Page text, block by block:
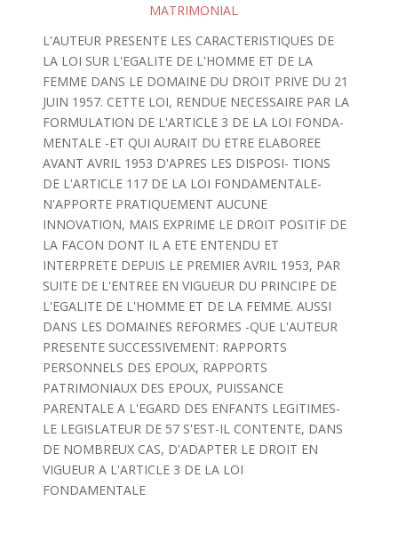
MATRIMONIAL
L'AUTEUR PRESENTE LES CARACTERISTIQUES DE
LA LOI SUR L'EGALITE DE L'HOMME ET DE LA
FEMME DANS LE DOMAINE DU DROIT PRIVE DU 21
JUIN 1957. CETTE LOI, RENDUE NECESSAIRE PAR LA
FORMULATION DE L'ARTICLE 3 DE LA LOI FONDA-
MENTALE -ET QUI AURAIT DU ETRE ELABOREE
AVANT AVRIL 1953 D'APRES LES DISPOSI- TIONS
DE L'ARTICLE 117 DE LA LOI FONDAMENTALE-
N'APPORTE PRATIQUEMENT AUCUNE
INNOVATION, MAIS EXPRIME LE DROIT POSITIF DE
LA FACON DONT IL A ETE ENTENDU ET
INTERPRETE DEPUIS LE PREMIER AVRIL 1953, PAR
SUITE DE L'ENTREE EN VIGUEUR DU PRINCIPE DE
L'EGALITE DE L'HOMME ET DE LA FEMME. AUSSI
DANS LES DOMAINES REFORMES -QUE L'AUTEUR
PRESENTE SUCCESSIVEMENT: RAPPORTS
PERSONNELS DES EPOUX, RAPPORTS
PATRIMONIAUX DES EPOUX, PUISSANCE
PARENTALE A L'EGARD DES ENFANTS LEGITIMES-
LE LEGISLATEUR DE 57 S'EST-IL CONTENTE, DANS
DE NOMBREUX CAS, D'ADAPTER LE DROIT EN
VIGUEUR A L'ARTICLE 3 DE LA LOI
FONDAMENTALE